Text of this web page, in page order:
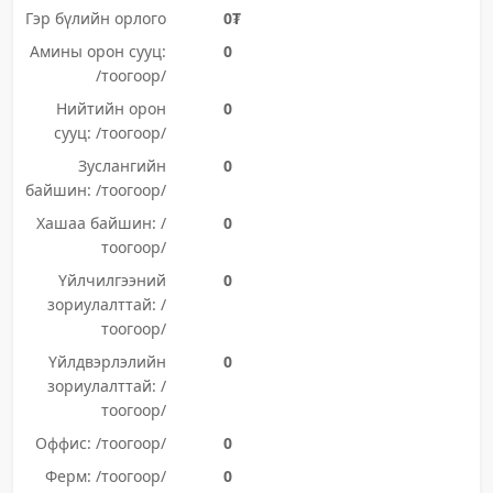
Гэр бүлийн орлого
0₮
Амины орон сууц:
/тоогоор/
0
Нийтийн орон
сууц: /тоогоор/
0
Зуслангийн
байшин: /тоогоор/
0
Хашаа байшин: /
тоогоор/
0
Үйлчилгээний
зориулалттай: /
тоогоор/
0
Үйлдвэрлэлийн
зориулалттай: /
тоогоор/
0
Оффис: /тоогоор/
0
Ферм: /тоогоор/
0